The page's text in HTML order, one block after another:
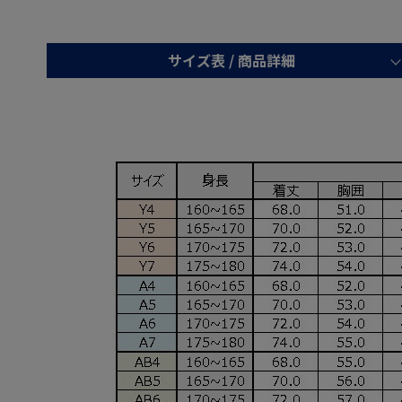
サイズ表 / 商品詳細